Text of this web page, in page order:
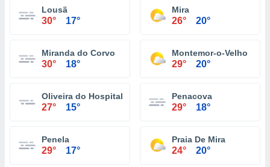
Lousã
30° 17°
Mira
26° 20°
Miranda do Corvo
30° 18°
Montemor-o-Velho
29° 20°
Oliveira do Hospital
27° 15°
Penacova
29° 18°
Penela
29° 17°
Praia De Mira
24° 20°